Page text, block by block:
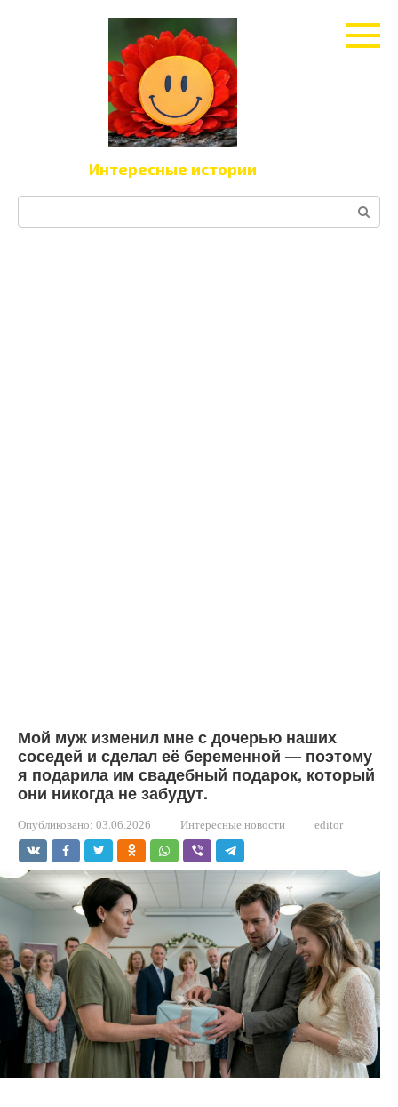
Интересные истории
Мой муж изменил мне с дочерью наших
соседей и сделал её беременной — поэтому
я подарила им свадебный подарок, который
они никогда не забудут.
Опубликовано: 03.06.2026 Интересные новости editor